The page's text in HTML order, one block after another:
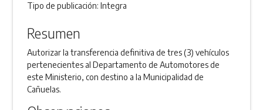
Tipo de publicación:Integra
Resumen
Autorizar la transferencia definitiva de tres (3) vehículos
pertenecientes al Departamento de Automotores de
este Ministerio, con destino a la Municipalidad de
Cañuelas.